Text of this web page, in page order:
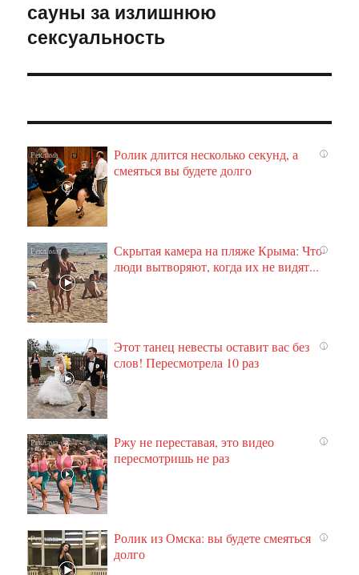
запись:
сауны за излишнюю
сексуальность
i
Ролик длится несколько секунд, а
смеяться вы будете долго
i
Скрытая камера на пляже Крыма: Что
люди вытворяют, когда их не видят...
i
Этот танец невесты оставит вас без
слов! Пересмотрела 10 раз
i
Ржу не переставая, это видео
пересмотришь не раз
i
Ролик из Омска: вы будете смеяться
долго